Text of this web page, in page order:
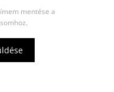
mentése a